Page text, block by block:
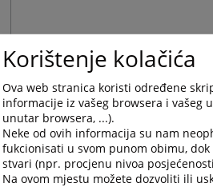
Korištenje kolačića
Ova web stranica koristi određene
informacije iz vašeg browsera i vašeg
unutar browsera, ...).
Neke od ovih informacija su nam
fukcionisati u svom punom obimu,
stvari (npr. procjenu nivoa
Na ovom mjestu možete dozvoliti ili